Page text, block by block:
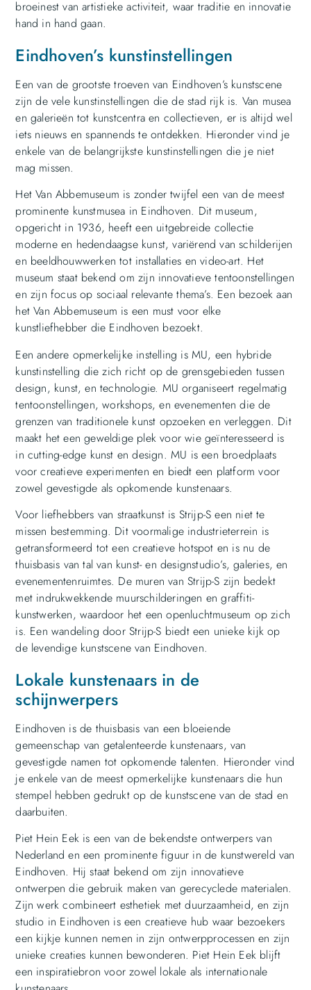
broeinest van artistieke activiteit, waar traditie en innovatie
hand in hand gaan.
Eindhoven’s kunstinstellingen
Een van de grootste troeven van Eindhoven’s kunstscene
zijn de vele kunstinstellingen die de stad rijk is. Van musea
en galerieën tot kunstcentra en collectieven, er is altijd wel
iets nieuws en spannends te ontdekken. Hieronder vind je
enkele van de belangrijkste kunstinstellingen die je niet
mag missen.
Het Van Abbemuseum is zonder twijfel een van de meest
prominente kunstmusea in Eindhoven. Dit museum,
opgericht in 1936, heeft een uitgebreide collectie
moderne en hedendaagse kunst, variërend van schilderijen
en beeldhouwwerken tot installaties en video-art. Het
museum staat bekend om zijn innovatieve tentoonstellingen
en zijn focus op sociaal relevante thema’s. Een bezoek aan
het Van Abbemuseum is een must voor elke
kunstliefhebber die Eindhoven bezoekt.
Een andere opmerkelijke instelling is MU, een hybride
kunstinstelling die zich richt op de grensgebieden tussen
design, kunst, en technologie. MU organiseert regelmatig
tentoonstellingen, workshops, en evenementen die de
grenzen van traditionele kunst opzoeken en verleggen. Dit
maakt het een geweldige plek voor wie geïnteresseerd is
in cutting-edge kunst en design. MU is een broedplaats
voor creatieve experimenten en biedt een platform voor
zowel gevestigde als opkomende kunstenaars.
Voor liefhebbers van straatkunst is Strijp-S een niet te
missen bestemming. Dit voormalige industrieterrein is
getransformeerd tot een creatieve hotspot en is nu de
thuisbasis van tal van kunst- en designstudio’s, galeries, en
evenementenruimtes. De muren van Strijp-S zijn bedekt
met indrukwekkende muurschilderingen en graffiti-
kunstwerken, waardoor het een openluchtmuseum op zich
is. Een wandeling door Strijp-S biedt een unieke kijk op
de levendige kunstscene van Eindhoven.
Lokale kunstenaars in de
schijnwerpers
Eindhoven is de thuisbasis van een bloeiende
gemeenschap van getalenteerde kunstenaars, van
gevestigde namen tot opkomende talenten. Hieronder vind
je enkele van de meest opmerkelijke kunstenaars die hun
stempel hebben gedrukt op de kunstscene van de stad en
daarbuiten.
Piet Hein Eek is een van de bekendste ontwerpers van
Nederland en een prominente figuur in de kunstwereld van
Eindhoven. Hij staat bekend om zijn innovatieve
ontwerpen die gebruik maken van gerecyclede materialen.
Zijn werk combineert esthetiek met duurzaamheid, en zijn
studio in Eindhoven is een creatieve hub waar bezoekers
een kijkje kunnen nemen in zijn ontwerpprocessen en zijn
unieke creaties kunnen bewonderen. Piet Hein Eek blijft
een inspiratiebron voor zowel lokale als internationale